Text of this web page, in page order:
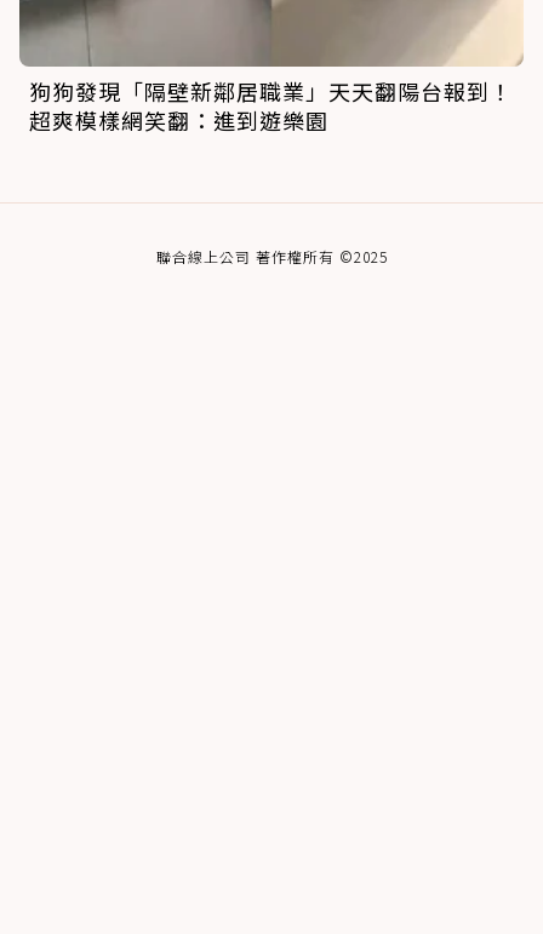
狗狗發現「隔壁新鄰居職業」天天翻陽台報到！
超爽模樣網笑翻：進到遊樂園
聯合線上公司 著作權所有 ©2025